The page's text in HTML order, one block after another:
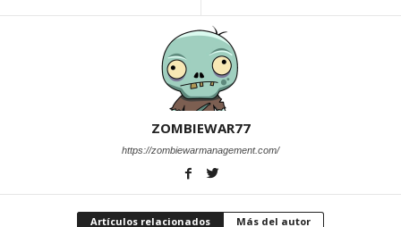
ZOMBIEWAR77
https://zombiewarmanagement.com/
Artículos relacionados Más del autor